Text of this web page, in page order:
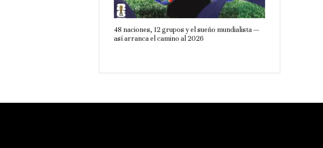
48 naciones, 12 grupos y el sueño mundialista —
así arranca el camino al 2026